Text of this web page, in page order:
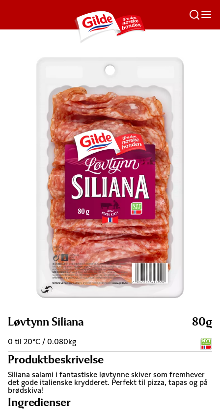
Løvtynn Siliana 80g
0 til 20°C / 0.080kg
Produktbeskrivelse
Siliana salami i fantastiske løvtynne skiver som fremhever
det gode italienske krydderet. Perfekt til pizza, tapas og på
brødskiva!
Ingredienser